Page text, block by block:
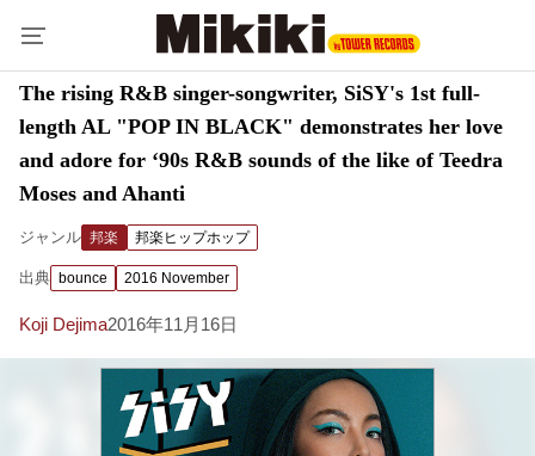
The rising R&B singer-songwriter, SiSY's 1st full-
length AL "POP IN BLACK" demonstrates her love
and adore for ‘90s R&B sounds of the like of Teedra
Moses and Ahanti
ジャンル 邦楽 邦楽ヒップホップ
出典 bounce 2016 November
Koji Dejima2016年11月16日